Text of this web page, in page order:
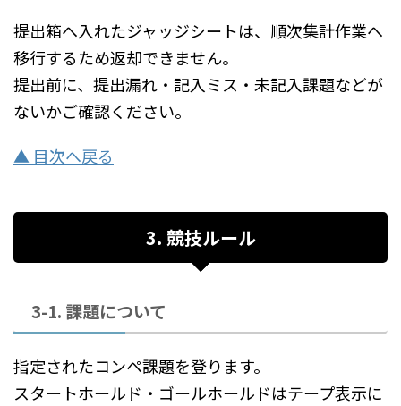
提出箱へ入れたジャッジシートは、順次集計作業へ
移行するため返却できません。
提出前に、提出漏れ・記入ミス・未記入課題などが
ないかご確認ください。
▲ 目次へ戻る
3. 競技ルール
3-1. 課題について
指定されたコンペ課題を登ります。
スタートホールド・ゴールホールドはテープ表示に